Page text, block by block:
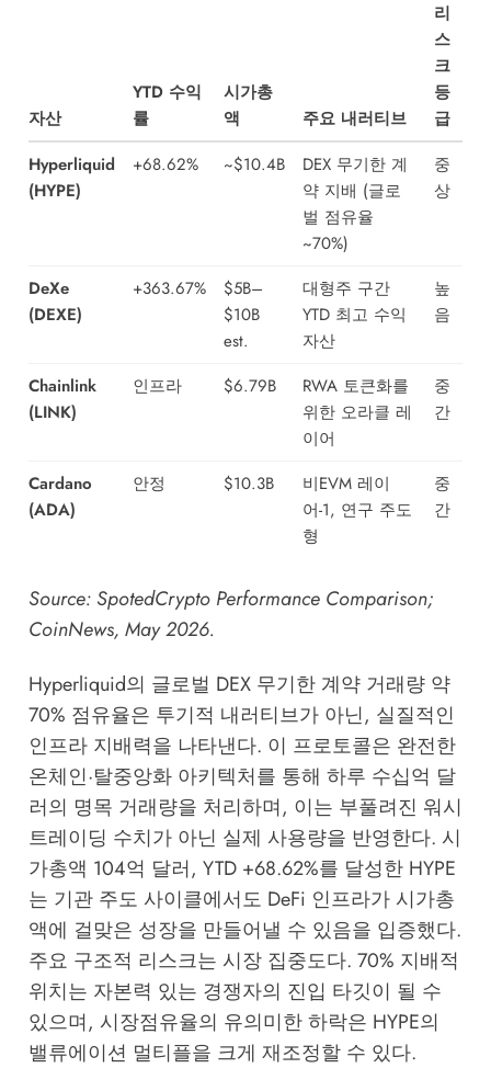
자산
YTD 수익
률
시가총
액
주요 내러티브
리
스
크
등
급
Hyperliquid
(HYPE)
+68.62% ~$10.4B
DEX 무기한 계
약 지배 (글로
벌 점유율
~70%)
중
상
DeXe
(DEXE)
+363.67%
$5B–
$10B
est.
대형주 구간
YTD 최고 수익
자산
높
음
Chainlink
(LINK)
인프라 $6.79B
RWA 토큰화를
위한 오라클 레
이어
중
간
Cardano
(ADA)
안정 $10.3B
비EVM 레이
어-1, 연구 주도
형
중
간
Source: SpotedCrypto Performance Comparison;
CoinNews, May 2026.
Hyperliquid의 글로벌 DEX 무기한 계약 거래량 약
70% 점유율은 투기적 내러티브가 아닌, 실질적인
인프라 지배력을 나타낸다. 이 프로토콜은 완전한
온체인·탈중앙화 아키텍처를 통해 하루 수십억 달
러의 명목 거래량을 처리하며, 이는 부풀려진 워시
트레이딩 수치가 아닌 실제 사용량을 반영한다. 시
가총액 104억 달러, YTD +68.62%를 달성한 HYPE
는 기관 주도 사이클에서도 DeFi 인프라가 시가총
액에 걸맞은 성장을 만들어낼 수 있음을 입증했다.
주요 구조적 리스크는 시장 집중도다. 70% 지배적
위치는 자본력 있는 경쟁자의 진입 타깃이 될 수
있으며, 시장점유율의 유의미한 하락은 HYPE의
밸류에이션 멀티플을 크게 재조정할 수 있다.